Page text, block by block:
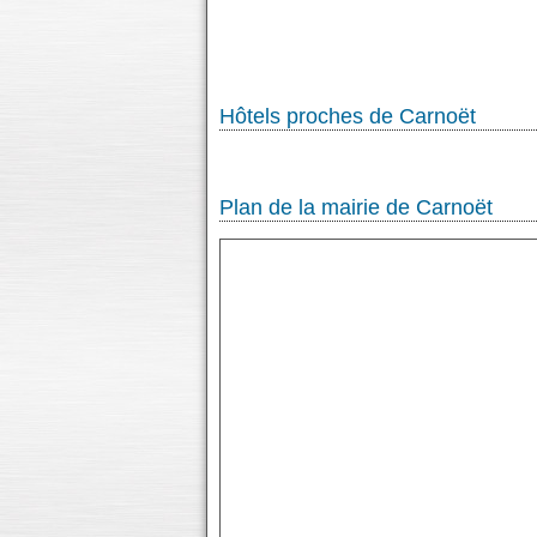
Hôtels proches de Carnoët
Plan de la mairie de Carnoët